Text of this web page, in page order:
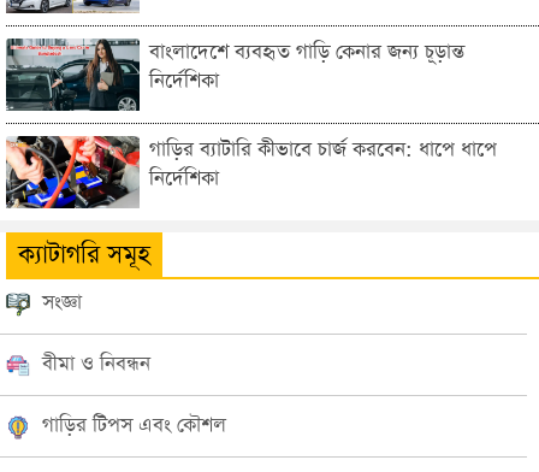
বাংলাদেশে ব্যবহৃত গাড়ি কেনার জন্য চূড়ান্ত
নির্দেশিকা
গাড়ির ব্যাটারি কীভাবে চার্জ করবেন: ধাপে ধাপে
নির্দেশিকা
ক্যাটাগরি সমূহ
সংজ্ঞা
বীমা ও নিবন্ধন
গাড়ির টিপস এবং কৌশল